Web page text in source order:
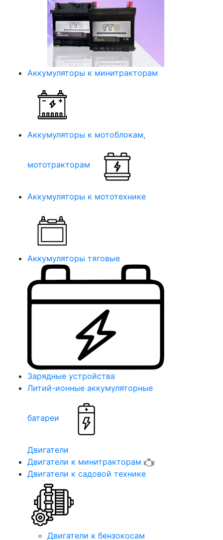
Аккумуляторы к минитракторам
Аккумуляторы к мотоблокам,
мототракторам
Аккумуляторы к мототехнике
Аккумуляторы тяговые
Зарядные устройства
Литий-ионные аккумуляторные
батареи
Двигатели
Двигатели к минитракторам
Двигатели к садовой технике
Двигатели к бензокосам